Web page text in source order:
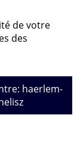
de votre
des
haerlem-